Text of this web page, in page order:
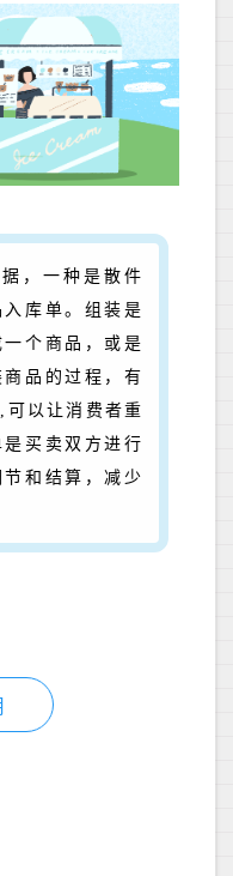
，一种是散件
库单。组装是
个商品，或是
品的过程，有
以让消费者重
买卖双方进行
和结算，减少